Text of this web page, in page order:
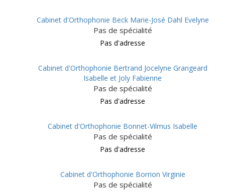
Cabinet d'Orthophonie Beck Marie-José Dahl Evelyne
Pas de spécialité
Pas d'adresse
Cabinet d'Orthophonie Bertrand Jocelyne Grangeard
Isabelle et Joly Fabienne
Pas de spécialité
Pas d'adresse
Cabinet d'Orthophonie Bonnet-Vilmus Isabelle
Pas de spécialité
Pas d'adresse
Cabinet d'Orthophonie Borrion Virginie
Pas de spécialité